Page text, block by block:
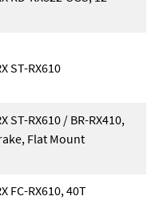
ST-RX610
ST-RX610 / BR-RX410,
Flat Mount
FC-RX610, 40T